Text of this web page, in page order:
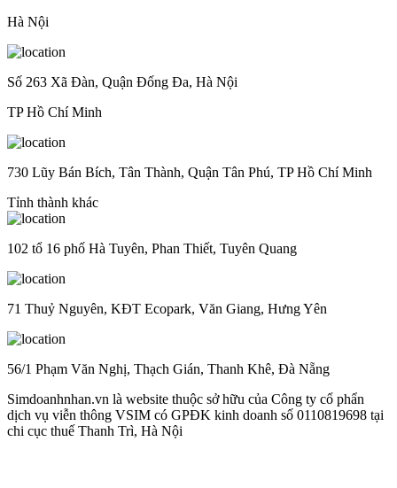
Hà Nội
Số 263 Xã Đàn, Quận Đống Đa, Hà Nội
TP Hồ Chí Minh
730 Lũy Bán Bích, Tân Thành, Quận Tân Phú, TP Hồ Chí Minh
Tỉnh thành khác
102 tổ 16 phố Hà Tuyên, Phan Thiết, Tuyên Quang
71 Thuỷ Nguyên, KĐT Ecopark, Văn Giang, Hưng Yên
56/1 Phạm Văn Nghị, Thạch Gián, Thanh Khê, Đà Nẵng
Simdoanhnhan.vn là website thuộc sở hữu của Công ty cổ phẩn
dịch vụ viễn thông VSIM có GPĐK kinh doanh số 0110819698 tại
chi cục thuế Thanh Trì, Hà Nội